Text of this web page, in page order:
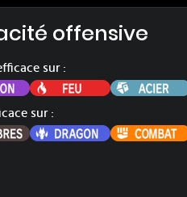
offensive
sur :
Poison
Feu
sur :
Ténèbres
Dragon